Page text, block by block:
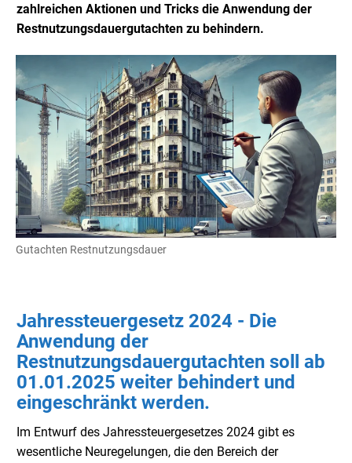
zahlreichen Aktionen und Tricks die Anwendung der
Restnutzungsdauergutachten zu behindern.
Gutachten Restnutzungsdauer
Jahressteuergesetz 2024 - Die
Anwendung der
Restnutzungsdauergutachten soll ab
01.01.2025 weiter behindert und
eingeschränkt werden.
Im Entwurf des Jahressteuergesetzes 2024 gibt es
wesentliche Neuregelungen, die den Bereich der